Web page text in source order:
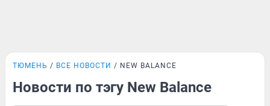
ТЮМЕНЬ ВСЕ НОВОСТИ NEW BALANCE
Новости по тэгу New Balance